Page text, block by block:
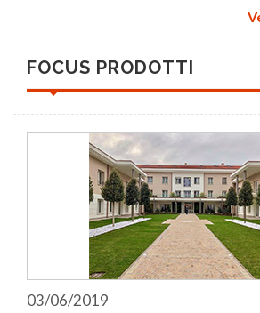
FOCUS PRODOTTI
03/06/2019